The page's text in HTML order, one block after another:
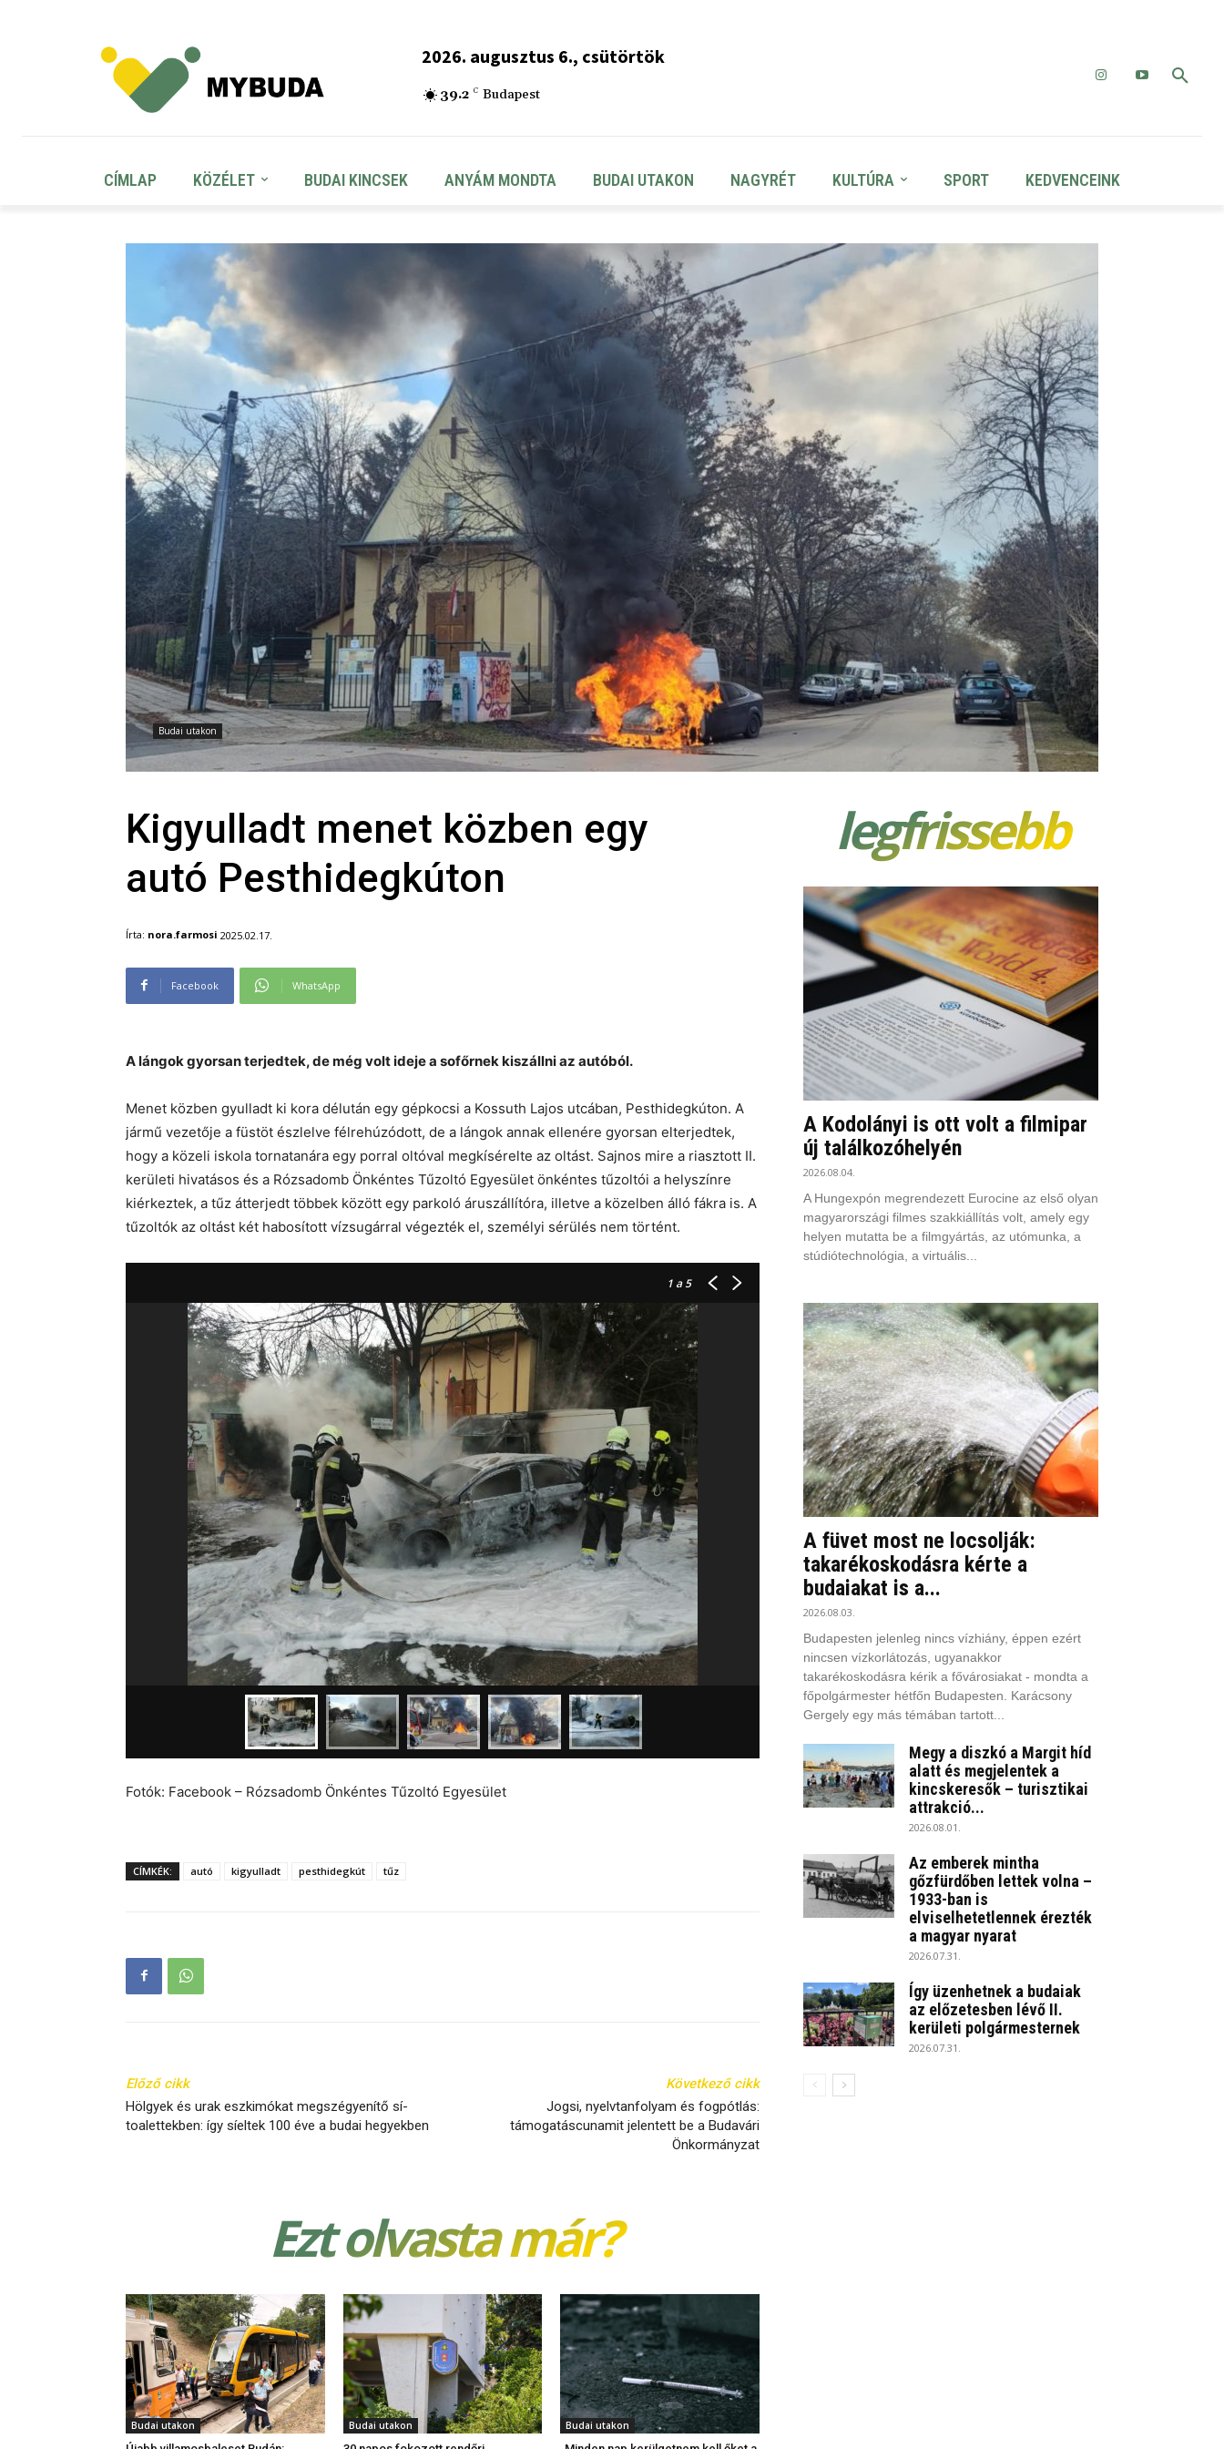
2026. augusztus 6., csütörtök
39.2 C Budapest
CÍMLAP KÖZÉLET BUDAI KINCSEK ANYÁM MONDTA BUDAI UTAKON NAGYRÉT KULTÚRA SPORT KEDVENCEINK
Budai utakon
Kigyulladt menet közben egy
autó Pesthidegkúton
Írta: nora.farmosi 2025.02.17.
Facebook WhatsApp
A lángok gyorsan terjedtek, de még volt ideje a sofőrnek kiszállni az autóból.
Menet közben gyulladt ki kora délután egy gépkocsi a Kossuth Lajos utcában, Pesthidegkúton. A
jármű vezetője a füstöt észlelve félrehúzódott, de a lángok annak ellenére gyorsan elterjedtek,
hogy a közeli iskola tornatanára egy porral oltóval megkísérelte az oltást. Sajnos mire a riasztott II.
kerületi hivatásos és a Rózsadomb Önkéntes Tűzoltó Egyesület önkéntes tűzoltói a helyszínre
kiérkeztek, a tűz átterjedt többek között egy parkoló áruszállítóra, illetve a közelben álló fákra is. A
tűzoltók az oltást két habosított vízsugárral végezték el, személyi sérülés nem történt.
1 a 5
Fotók: Facebook – Rózsadomb Önkéntes Tűzoltó Egyesület
CÍMKÉK: autó kigyulladt pesthidegkút tűz
Előző cikk
Hölgyek és urak eszkimókat megszégyenítő sí-
toalettekben: így síeltek 100 éve a budai hegyekben
Következő cikk
Jogsi, nyelvtanfolyam és fogpótlás:
támogatáscunamit jelentett be a Budavári
Önkormányzat
Ezt olvasta már?
Budai utakon Budai utakon Budai utakon
legfrissebb
A Kodolányi is ott volt a filmipar
új találkozóhelyén
2026.08.04.
A Hungexpón megrendezett Eurocine az első olyan
magyarországi filmes szakkiállítás volt, amely egy
helyen mutatta be a filmgyártás, az utómunka, a
stúdiótechnológia, a virtuális...
A füvet most ne locsolják:
takarékoskodásra kérte a
budaiakat is a...
2026.08.03.
Budapesten jelenleg nincs vízhiány, éppen ezért
nincsen vízkorlátozás, ugyanakkor
takarékoskodásra kérik a fővárosiakat - mondta a
főpolgármester hétfőn Budapesten. Karácsony
Gergely egy más témában tartott...
Megy a diszkó a Margit híd
alatt és megjelentek a
kincskeresők – turisztikai
attrakció...
2026.08.01.
Az emberek mintha
gőzfürdőben lettek volna –
1933-ban is
elviselhetetlennek érezték
a magyar nyarat
2026.07.31.
Így üzenhetnek a budaiak
az előzetesben lévő II.
kerületi polgármesternek
2026.07.31.